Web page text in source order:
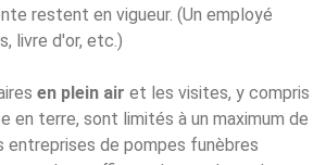
restent en vigueur. (Un employé
livre d'or, etc.)
en plein air et les visites, y compris
en terre, sont limités à un maximum de
entreprises de pompes funèbres